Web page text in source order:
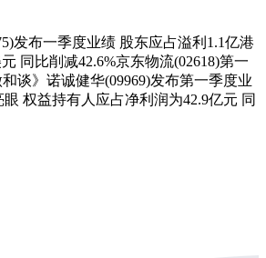
发布一季度业绩 股东应占溢利1.1亿港
同比削减42.6%京东物流(02618)第一
谈》诺诚健华(09969)发布第一季度业
权益持有人应占净利润为42.9亿元 同